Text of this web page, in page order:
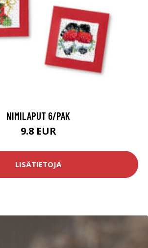
NIMILAPUT 6/PAK
9.8 EUR
LISÄTIETOJA